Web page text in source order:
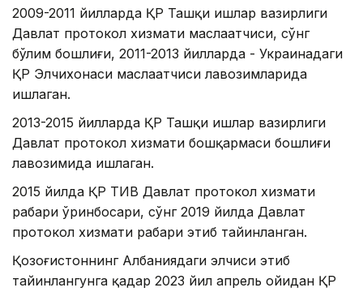
2009-2011 йилларда ҚР Ташқи ишлар вазирлиги
Давлат протокол хизмати маслаҳатчиси, сўнг
бўлим бошлиғи, 2011-2013 йилларда - Украинадаги
ҚР Элчихонаси маслаҳатчиси лавозимларида
ишлаган.
2013-2015 йилларда ҚР Ташқи ишлар вазирлиги
Давлат протокол хизмати бошқармаси бошлиғи
лавозимида ишлаган.
2015 йилда ҚР ТИВ Давлат протокол хизмати
раҳбари ўринбосари, сўнг 2019 йилда Давлат
протокол хизмати раҳбари этиб тайинланган.
Қозоғистоннинг Албаниядаги элчиси этиб
тайинлангунга қадар 2023 йил апрель ойидан ҚР